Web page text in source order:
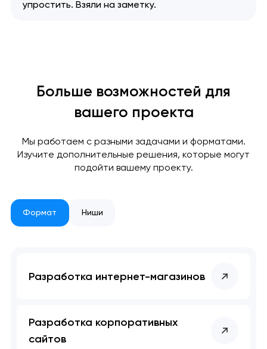
Мы получили вашу заявку
упростить. Взяли на заметку.
Больше возможностей для
вашего проекта
Мы работаем с разными задачами и форматами.
Изучите дополнительные решения, которые могут
подойти вашему проекту.
Формат Ниши
Разработка интернет-магазинов
Разработка корпоративных
сайтов
Мы получили вашу заявку
Ваша заявка
Мы свяжемся с вами в
ближайшее время,